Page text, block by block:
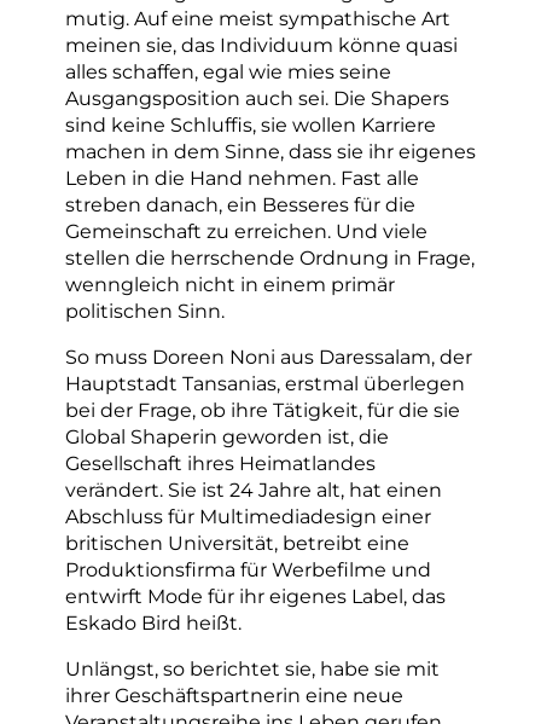
mutig. Auf eine meist sympathische Art
meinen sie, das Individuum könne quasi
alles schaffen, egal wie mies seine
Ausgangsposition auch sei. Die Shapers
sind keine Schluffis, sie wollen Karriere
machen in dem Sinne, dass sie ihr eigenes
Leben in die Hand nehmen. Fast alle
streben danach, ein Besseres für die
Gemeinschaft zu erreichen. Und viele
stellen die herrschende Ordnung in Frage,
wenngleich nicht in einem primär
politischen Sinn.
So muss Doreen Noni aus Daressalam, der
Hauptstadt Tansanias, erstmal überlegen
bei der Frage, ob ihre Tätigkeit, für die sie
Global Shaperin geworden ist, die
Gesellschaft ihres Heimatlandes
verändert. Sie ist 24 Jahre alt, hat einen
Abschluss für Multimediadesign einer
britischen Universität, betreibt eine
Produktionsfirma für Werbefilme und
entwirft Mode für ihr eigenes Label, das
Eskado Bird heißt.
Unlängst, so berichtet sie, habe sie mit
ihrer Geschäftspartnerin eine neue